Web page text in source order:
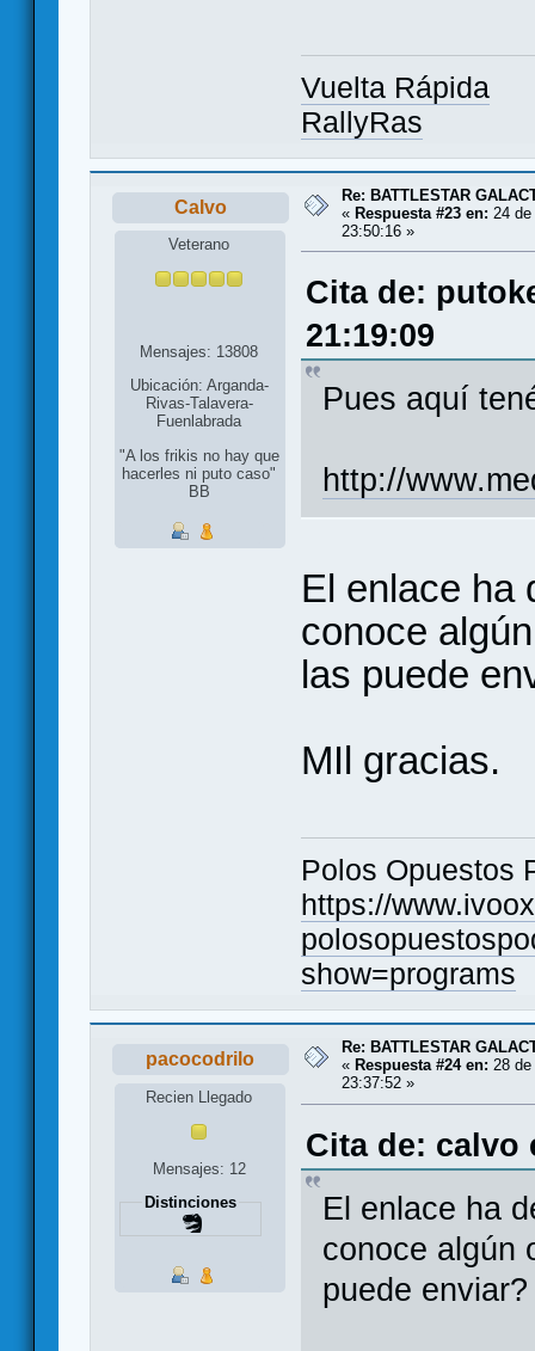
Vuelta Rápida
RallyRas
Calvo
Veterano
Mensajes: 13808
Ubicación: Arganda-
Rivas-Talavera-
Fuenlabrada
"A los frikis no hay que
hacerles ni puto caso"
BB
Re: BATTLESTAR
« Respuesta #23 en: 24
23:50:16 »
Cita de:
21:19:09
Pues aquí
http://
El enlace ha
conoce
las puede
MIl gracias.
Polos Opuestos
https://
show=programs
pacocodrilo
Recien Llegado
Mensajes: 12
Distinciones
Re: BATTLESTAR
« Respuesta #24 en: 28
23:37:52 »
Cita de: calvo
El enlace ha
conoce algún
puede enviar?